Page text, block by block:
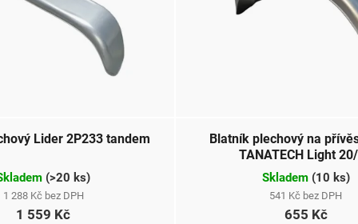
Lider 2P233 tandem
(>20 ks)
1 288 Kč bez DPH
1 559 Kč
Blatník plechový na
TANATECH Light
Skladem (10 ks)
541 Kč bez DPH
655 Kč